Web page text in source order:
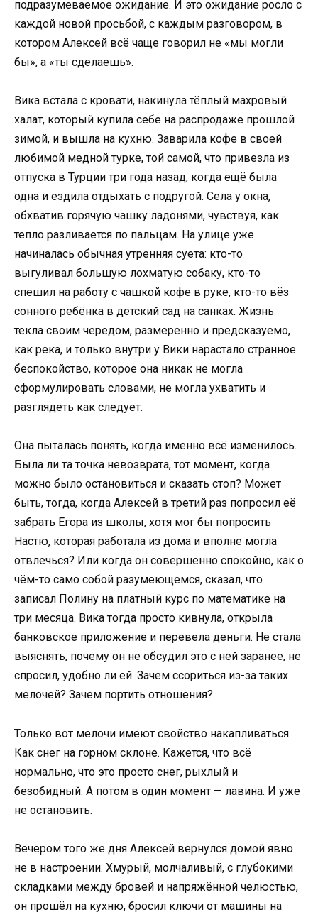
подразумеваемое ожидание. И это ожидание росло с
каждой новой просьбой, с каждым разговором, в
котором Алексей всё чаще говорил не «мы могли
бы», а «ты сделаешь».
Вика встала с кровати, накинула тёплый махровый
халат, который купила себе на распродаже прошлой
зимой, и вышла на кухню. Заварила кофе в своей
любимой медной турке, той самой, что привезла из
отпуска в Турции три года назад, когда ещё была
одна и ездила отдыхать с подругой. Села у окна,
обхватив горячую чашку ладонями, чувствуя, как
тепло разливается по пальцам. На улице уже
начиналась обычная утренняя суета: кто-то
выгуливал большую лохматую собаку, кто-то
спешил на работу с чашкой кофе в руке, кто-то вёз
сонного ребёнка в детский сад на санках. Жизнь
текла своим чередом, размеренно и предсказуемо,
как река, и только внутри у Вики нарастало странное
беспокойство, которое она никак не могла
сформулировать словами, не могла ухватить и
разглядеть как следует.
Она пыталась понять, когда именно всё изменилось.
Была ли та точка невозврата, тот момент, когда
можно было остановиться и сказать стоп? Может
быть, тогда, когда Алексей в третий раз попросил её
забрать Егора из школы, хотя мог бы попросить
Настю, которая работала из дома и вполне могла
отвлечься? Или когда он совершенно спокойно, как о
чём-то само собой разумеющемся, сказал, что
записал Полину на платный курс по математике на
три месяца. Вика тогда просто кивнула, открыла
банковское приложение и перевела деньги. Не стала
выяснять, почему он не обсудил это с ней заранее, не
спросил, удобно ли ей. Зачем ссориться из-за таких
мелочей? Зачем портить отношения?
Только вот мелочи имеют свойство накапливаться.
Как снег на горном склоне. Кажется, что всё
нормально, что это просто снег, рыхлый и
безобидный. А потом в один момент — лавина. И уже
не остановить.
Вечером того же дня Алексей вернулся домой явно
не в настроении. Хмурый, молчаливый, с глубокими
складками между бровей и напряжённой челюстью,
он прошёл на кухню, бросил ключи от машины на